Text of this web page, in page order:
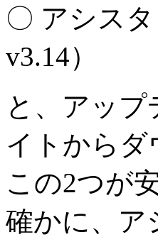
〇 アシス
v3.14）
と、アッ
イトからダ
この2つが
確かに、ア